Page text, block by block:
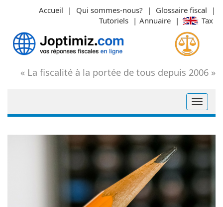
Accueil | Qui sommes-nous? | Glossaire fiscal
|
Tutoriels | Annuaire | Tax
« La fiscalité à la portée de tous depuis 2006 »